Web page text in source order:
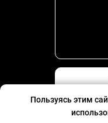
Пользуясь этим